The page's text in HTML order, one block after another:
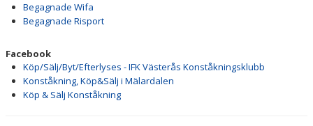
Begagnade Wifa
Begagnade Risport
Facebook
Köp/Sälj/Byt/Efterlyses - IFK Västerås Konståkningsklubb
Konståkning, Köp&Sälj i Mälardalen
Köp & Sälj Konståkning